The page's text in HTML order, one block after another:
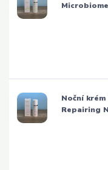
Noční
Repairing